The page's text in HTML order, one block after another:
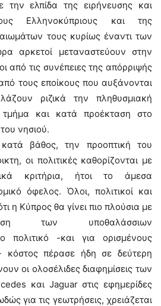
την ελπίδα της ειρήνευσης και
Ελληνοκύπριους και της
τους κυρίως έναντι των
αρκετοί μεταναστεύουν στην
από τις συνέπειες της απόρριψής
τους εποίκους που αυξάνονται
ριζικά την πληθυσμιακή
και κατά προέκταση στο
νησιού.
βάθος, την προοπτική του
οι πολιτικές καθορίζονται με
κριτήρια, ήτοι το άμεσα
όφελος. Όλοι, πολιτικοί και
η Κύπρος θα γίνει πιο πλούσια με
των υποθαλάσσιων
πολιτικό -και για ορισμένους
κόστος πέρασε ήδη σε δεύτερη
οι ολοσέλιδες διαφημίσεις των
και Jaguar στις εφημερίδες
για τις γεωτρήσεις, χρειάζεται